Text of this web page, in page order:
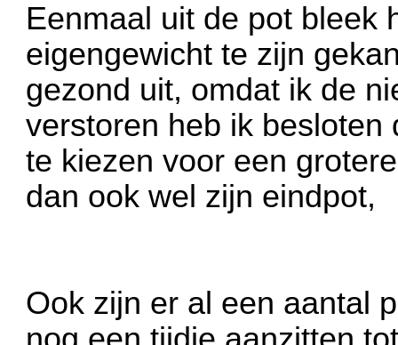
Eenmaal uit de pot bleek
eigengewicht te zijn
gezond uit, omdat ik de
verstoren heb ik
te kiezen voor een
dan ook wel zijn eindpot,
Ook zijn er al een aantal